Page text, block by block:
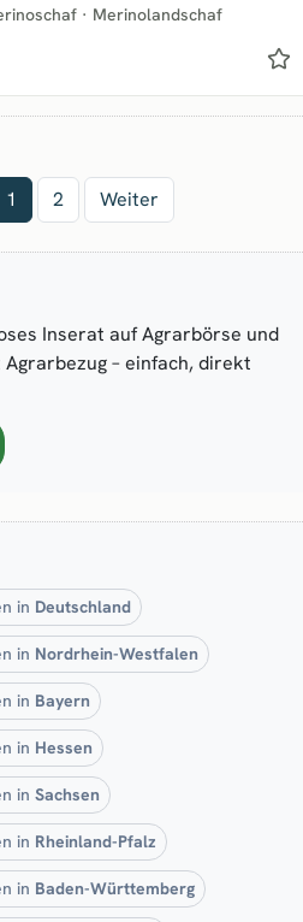
· Merinolandschaf
1 2 Weiter
Inserat auf Agrarbörse und
– einfach, direkt
in Deutschland
in Nordrhein-Westfalen
in Bayern
in Hessen
in Sachsen
in Rheinland-Pfalz
in Baden-Württemberg